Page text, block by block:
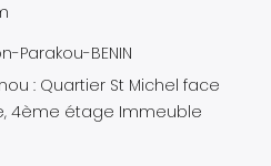
Parakou-BENIN
: Quartier St Michel face
4ème étage Immeuble